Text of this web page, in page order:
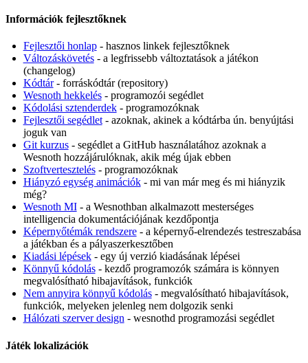
Információk fejlesztőknek
Fejlesztői honlap- hasznos linkek fejlesztőknek
Változáskövetés- a legfrissebb változtatások a játékon
(changelog)
Kódtár- forráskódtár (repository)
Wesnoth hekkelés- programozói segédlet
Kódolási sztenderdek- programozóknak
Fejlesztői segédlet- azoknak, akinek a kódtárba ún. benyújtási
joguk van
Git kurzus- segédlet a GitHub használatához azoknak a
Wesnoth hozzájárulóknak, akik még újak ebben
Szoftvertesztelés- programozóknak
Hiányzó egység animációk- mi van már meg és mi hiányzik
még?
Wesnoth MI- a Wesnothban alkalmazott mesterséges
intelligencia dokumentációjának kezdőpontja
Képernyőtémák rendszere- a képernyő-elrendezés testreszabása
a játékban és a pályaszerkesztőben
Kiadási lépések- egy új verzió kiadásának lépései
Könnyű kódolás- kezdő programozók számára is könnyen
megvalósítható hibajavítások, funkciók
Nem annyira könnyű kódolás- megvalósítható hibajavítások,
funkciók, melyeken jelenleg nem dolgozik senki
Hálózati szerver design - wesnothd programozási segédlet
Játék lokalizációk